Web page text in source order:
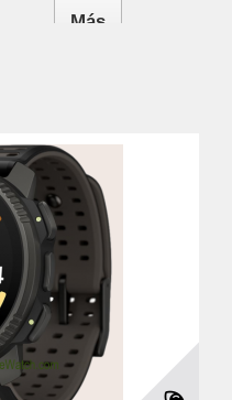
Más